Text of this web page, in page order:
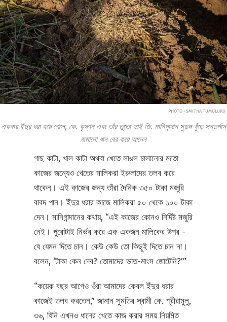
PHOTO • SMITHA TUMULURU
একবার ইঁদুর ধরা হয়ে গেলে, কে. কৃষ্ণন এবং তাঁর তুতো ভাই জি. মানিগান্দান সুড়ঙ্গ খুঁড়ে সন্তর্পনে
জমানো ধান বের করে আনেন
গাছ কাটা, খাল কাটা অথবা খেতে লাঙল চালানোর মতো
কাজের জন্যেও খেতের মালিকরা ইরুলাদের তলব করে
থাকেন। এই কাজের জন্য তাঁরা দৈনিক ৩৫০ টাকা মজুরি
বাবদ পান। ইঁদুর ধরার কাজে মালিকরা ৫০ থেকে ১০০ টাকা
দেন। মানিগান্দানের কথায়, “এই কাজের কোনও নির্দিষ্ট মজুরি
নেই। পুরোটাই নির্ভর করে এক একজন মালিকের উপর -
যে যেমন দিতে চান। কেউ কেউ তো কিছুই দিতে চান না।
বলেন, ‘টাকা কেন দেব? তোমাদের ভাত-মাংস জোটেনি?’”
“কয়েক বছর আগেও ওঁরা আমাদের কেবল ইঁদুর ধরার
কাজেই তলব করতেন,” জানান সুমতির স্বামী কে. শ্রীরামুলু,
৩৬, যিনি এখনও ধানের খেতে কাজ করার সময় নিয়মিত